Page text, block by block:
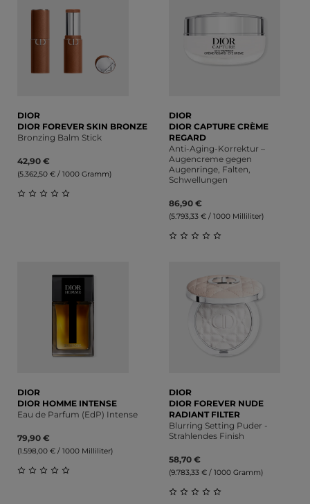
DIOR
DIOR FOREVER SKIN BRONZE
Bronzing Balm Stick
42,90 €
(5.362,50 € / 1000 Gramm)
Durchschnittliche Bewertung von 0 von 5 Sternen
DIOR
DIOR CAPTURE CRÈME
REGARD
Anti-Aging-Korrektur –
Augencreme gegen
Augenringe, Falten,
Schwellungen
86,90 €
(5.793,33 € / 1000 Milliliter)
DIOR
DIOR HOMME INTENSE
Eau de Parfum (EdP) Intense
79,90 €
(1.598,00 € / 1000 Milliliter)
Durchschnittliche Bewertung von 0 von 5 Sternen
DIOR
DIOR FOREVER NUDE
RADIANT FILTER
Blurring Setting Puder -
Strahlendes Finish
58,70 €
(9.783,33 € / 1000 Gramm)